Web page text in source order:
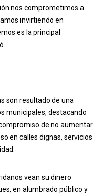
nos comprometimos a
invirtiendo en
es la principal
son resultado de una
municipales, destacando
de no aumentar
en calles dignas, servicios
vean su dinero
en alumbrado público y